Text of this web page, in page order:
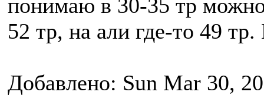
понимаю в 30-35 тр
52 тр, на али где-то 49
Добавлено: Sun Mar 30,